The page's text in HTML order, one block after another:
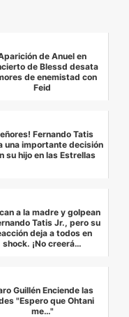
de Anuel en
de Blessd desata
de enemistad con
Feid
Fernando Tatis
una importante decisión
su hijo en las Estrellas
a la madre y golpean
Tatis Jr., pero su
deja a todos en
shock. ¡No creerá…
Guillén Enciende las
"Espero que Ohtani
me…"